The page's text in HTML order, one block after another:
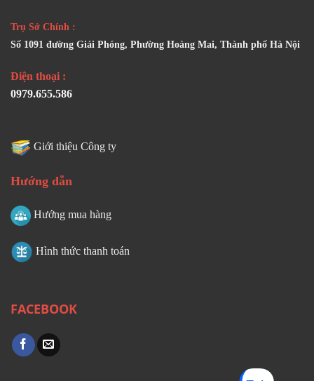
Trụ Sở Chính :
Số 1091 đường Giải Phóng, Phường Hoàng Mai, Thành phố Hà Nội
Điện thoại :
0979.655.586
Giới thiệu Công ty
Hướng dẫn
Hướng mua hàng
Hình thức thanh toán
FACEBOOK